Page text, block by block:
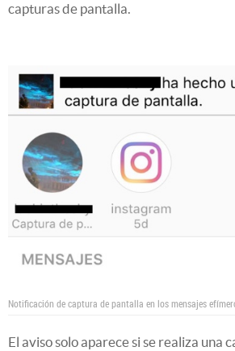
capturas de pantalla.
Notificación de captura de pantalla en los mensajes
El aviso solo aparece si se realiza una